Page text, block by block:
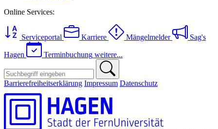
Online Services:
Serviceportal Karriere Mängelmelder Sag's
Hagen Terminbuchung weitere...
Barrierefreiheitserklärung Impressum Datenschutz